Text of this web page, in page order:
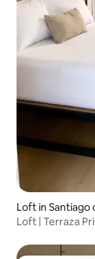
Loft in
Loft | Terraza